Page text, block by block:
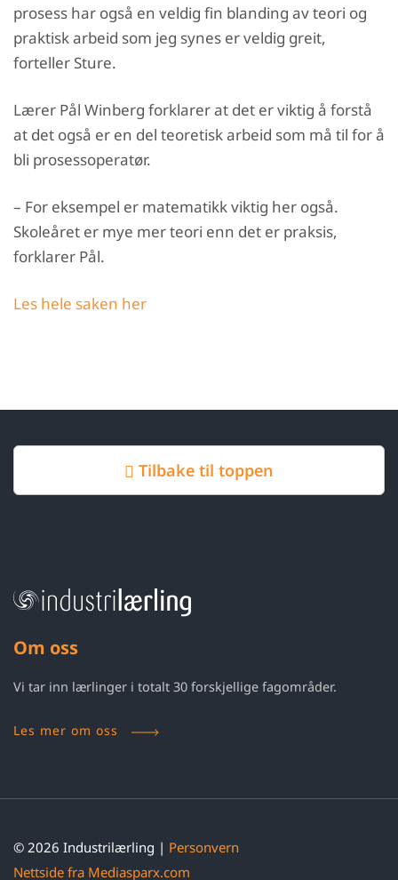
prosess har også en veldig fin blanding av teori og
praktisk arbeid som jeg synes er veldig greit,
forteller Sture.
Lærer Pål Winberg forklarer at det er viktig å forstå
at det også er en del teoretisk arbeid som må til for å
bli prosessoperatør.
– For eksempel er matematikk viktig her også.
Skoleåret er mye mer teori enn det er praksis,
forklarer Pål.
Les hele saken her
Tilbake til toppen
Om oss
Vi tar inn lærlinger i totalt 30 forskjellige fagområder.
Les mer om oss
© 2026 Industrilærling | Personvern
Nettside fra Mediasparx.com